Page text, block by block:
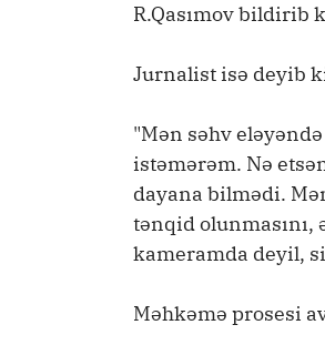
R.Qasımov bildirib
Jurnalist isə deyib
"Mən səhv
istəmərəm. Nə
dayana bilmədi.
tənqid
kameramda deyil,
Məhkəmə prosesi